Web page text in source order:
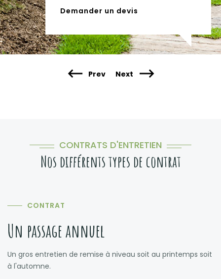
Demander un devis
Prev Next
CONTRATS D'ENTRETIEN
Nos différents types de contrat
CONTRAT
Un passage annuel
Un gros entretien de remise à niveau soit au printemps soit
à l'automne.